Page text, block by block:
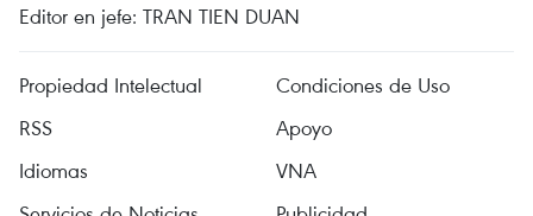
Editor en jefe: TRAN TIEN DUAN
Propiedad Intelectual
Condiciones de Uso
RSS
Apoyo
Idiomas
VNA